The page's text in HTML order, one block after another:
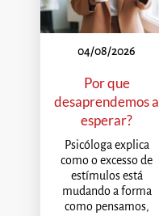
04/08/2026
Por que
desaprendemos a
esperar?
Psicóloga explica
como o excesso de
estímulos está
mudando a forma
como pensamos,